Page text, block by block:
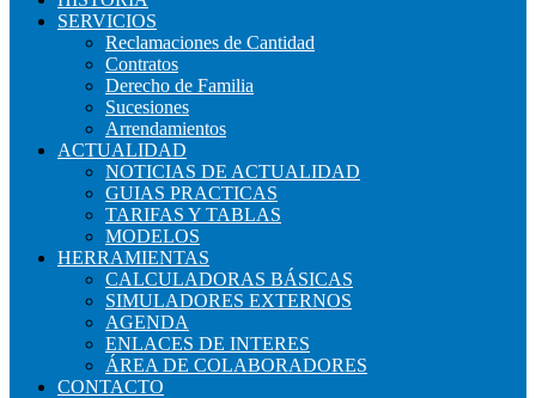
SERVICIOS
Reclamaciones de Cantidad
Contratos
Derecho de Familia
Sucesiones
Arrendamientos
ACTUALIDAD
NOTICIAS DE ACTUALIDAD
GUIAS PRACTICAS
TARIFAS Y TABLAS
MODELOS
HERRAMIENTAS
CALCULADORAS BÁSICAS
SIMULADORES EXTERNOS
AGENDA
ENLACES DE INTERES
ÁREA DE COLABORADORES
CONTACTO